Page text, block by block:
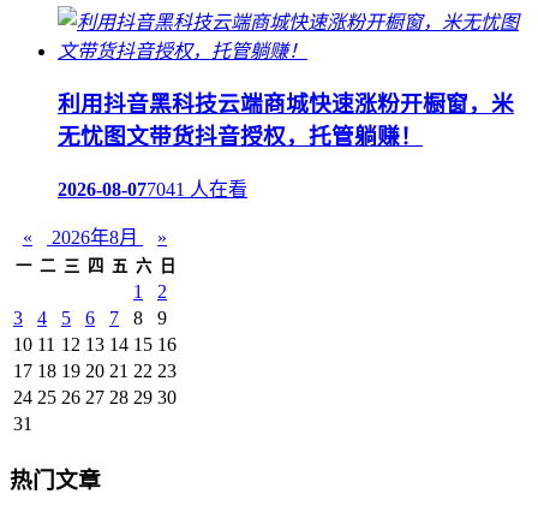
利用抖音黑科技云端商城快速涨粉开橱窗，米
无忧图文带货抖音授权，托管躺赚！
2026-08-077041 人在看
« 2026年8月 »
一 二 三 四 五 六 日
1
2
3
4 5 6 7 8
9
10 11 12 13 14 15 16
17 18 19 20 21 22 23
24 25 26 27 28 29 30
31
热门文章